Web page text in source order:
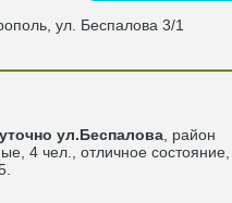
ул. Беспалова 3/1
ул.Беспалова , район
4 чел., отличное состояние,